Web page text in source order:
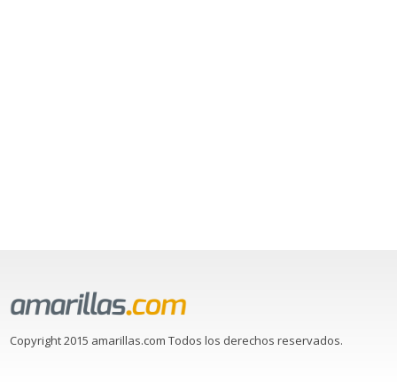
Copyright 2015 amarillas.com Todos los derechos reservados.